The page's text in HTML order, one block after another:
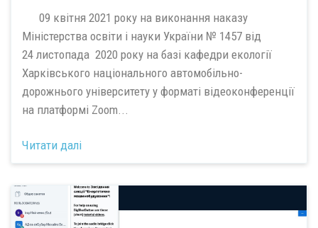
09 квітня 2021 року на виконання наказу
Міністерства освіти і науки України № 1457 від
24 листопада 2020 року на базі кафедри екології
Харківського національного автомобільно-
дорожнього університету у форматі відеоконференції
на платформі Zoom...
Читати далі